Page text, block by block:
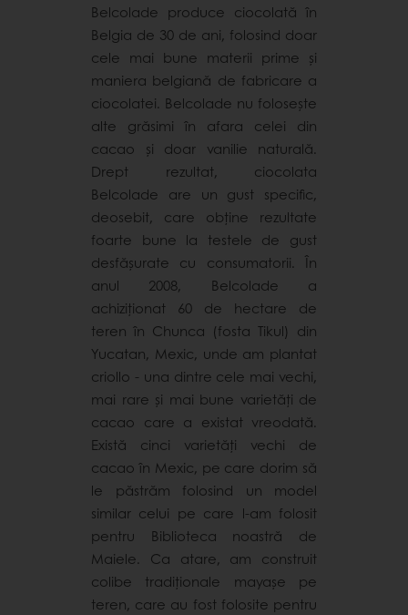
Belcolade produce ciocolată în
Belgia de 30 de ani, folosind doar
cele mai bune materii prime și
maniera belgiană de fabricare a
ciocolatei. Belcolade nu folosește
alte grăsimi în afara celei din
cacao și doar vanilie naturală.
Drept rezultat, ciocolata
Belcolade are un gust specific,
deosebit, care obține rezultate
foarte bune la testele de gust
desfășurate cu consumatorii. În
anul 2008, Belcolade a
achiziționat 60 de hectare de
teren în Chunca (fosta Tikul) din
Yucatan, Mexic, unde am plantat
criollo - una dintre cele mai vechi,
mai rare și mai bune varietăți de
cacao care a existat vreodată.
Există cinci varietăți vechi de
cacao în Mexic, pe care dorim să
le păstrăm folosind un model
similar celui pe care l-am folosit
pentru Biblioteca noastră de
Maiele. Ca atare, am construit
colibe tradiționale mayașe pe
teren, care au fost folosite pentru